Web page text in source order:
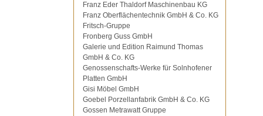
Franz Eder Thaldorf Maschinenbau KG
Franz Oberflächentechnik GmbH & Co. KG
Fritsch-Gruppe
Fronberg Guss GmbH
Galerie und Edition Raimund Thomas
GmbH & Co. KG
Genossenschafts-Werke für Solnhofener
Platten GmbH
Gisi Möbel GmbH
Goebel Porzellanfabrik GmbH & Co. KG
Gossen Metrawatt Gruppe